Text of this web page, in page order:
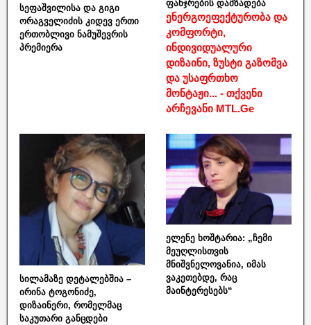
სეფაშვილისა და გიგი
ორაგველიძის კიდევ ერთი
ერთობლივი ნამუშევრის
პრემიერა
ფანჯრების დამზადება
ენერგოეფექტურობა და
კომფორტი,
ინდივიდუალური
დიზაინი, ზუსტი გაზომვა
და უსაფრთხო
მონტაჟი... - თქვენი
არჩევანი MTL.Ge
სილამაზე დეტალებშია –
ირინა ტოგონიძე,
დიზაინერი, რომელმაც
საკუთარი განცდები
ელენე ხოშტარია: „ჩემი
მეუღლისთვის
მნიშვნელოვანია, იმას
ვაკეთებდე, რაც
მაინტერესებს“